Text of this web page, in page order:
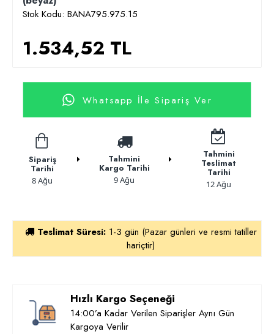
Stok Kodu: BANA795.975.15
1.534,52 TL
Whatsapp İle Sipariş Ver
Sipariş
Tarihi
8 Ağu
Tahmini
Kargo Tarihi
9 Ağu
Tahmini
Teslimat
Tarihi
12 Ağu
Teslimat Süresi: 1-3 gün (Pazar günleri ve resmi tatiller
hariçtir)
Hızlı Kargo Seçeneği
14:00’a Kadar Verilen Siparişler Aynı Gün
Kargoya Verilir